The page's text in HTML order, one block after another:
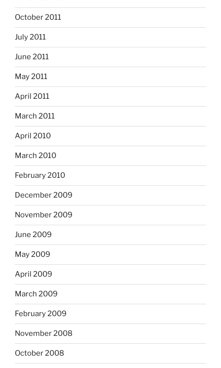
October 2011
July 2011
June 2011
May 2011
April 2011
March 2011
April 2010
March 2010
February 2010
December 2009
November 2009
June 2009
May 2009
April 2009
March 2009
February 2009
November 2008
October 2008